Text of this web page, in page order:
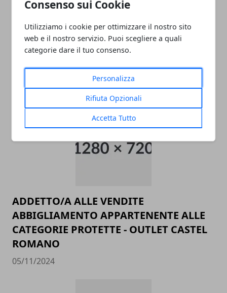
Consenso sui Cookie
Utilizziamo i cookie per ottimizzare il nostro sito
web e il nostro servizio. Puoi scegliere a quali
categorie dare il tuo consenso.
Personalizza
Rifiuta Opzionali
Accetta Tutto
ARTICOLI CORRELATI
ADDETTO/A ALLE VENDITE
ABBIGLIAMENTO APPARTENENTE ALLE
CATEGORIE PROTETTE - OUTLET CASTEL
ROMANO
05/11/2024